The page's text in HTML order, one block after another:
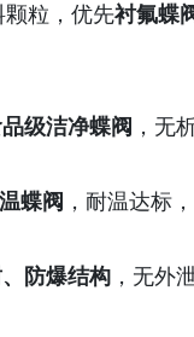
粒，优先衬氟蝶
级洁净蝶阀 ，无
蝶阀 ，耐温达标
防爆结构 ，无外